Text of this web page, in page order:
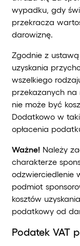
wypadku, gdy
przekracza
darowiznę.
Zgodnie z
uzyskania
wszelkiego
przekazanych na
nie może być
Dodatkowo w
opłacenia
Ważne! Należy
charakterze
odzwierciedlenie
podmiot
kosztów
podatkowy od
Podatek VAT